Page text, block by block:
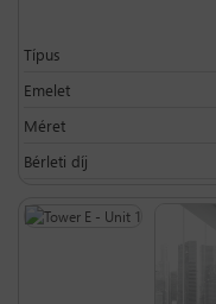
Típus
Emelet
Méret
Bérleti díj